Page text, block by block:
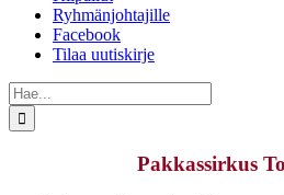
Ryhmänjohtajille
Facebook
Tilaa uutiskirje
Etsi
...
Pakkassirkus